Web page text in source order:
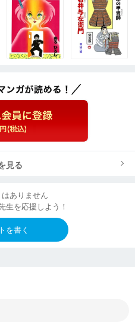
見る
ありません
生を応援しよう！
を書く